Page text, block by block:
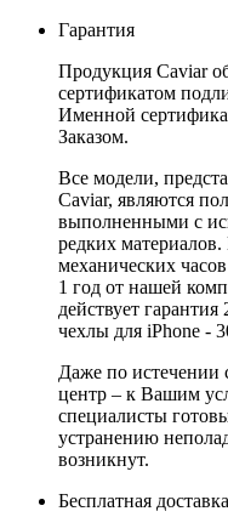
Гарантия
Продукция Caviar
сертификатом
Именной
Заказом.
Все модели,
Caviar, являются
выполненными с
редких
механических
1 год от нашей
действует
чехлы для iPhone -
Даже по истечении
центр – к Вашим
специалисты
устранению
возникнут.
Бесплатная доставка